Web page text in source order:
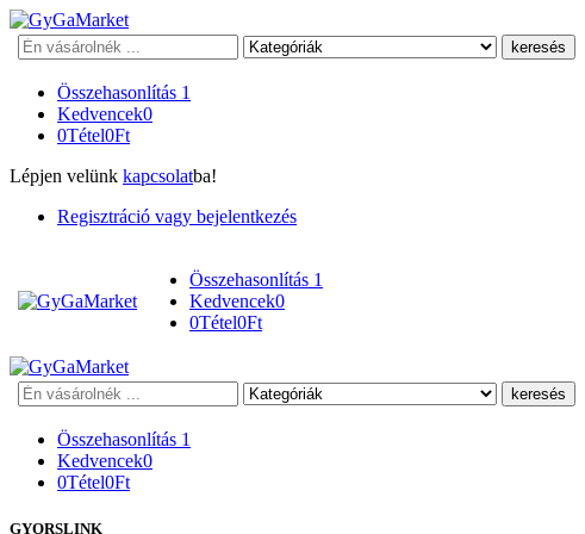
Keresés
Összehasonlítás 1
Kedvencek0
0Tétel0Ft
Lépjen velünk kapcsolatba!
Regisztráció vagy bejelentkezés
Összehasonlítás 1
Kedvencek0
0Tétel0Ft
Keresés
Összehasonlítás 1
Kedvencek0
0Tétel0Ft
GYORSLINK